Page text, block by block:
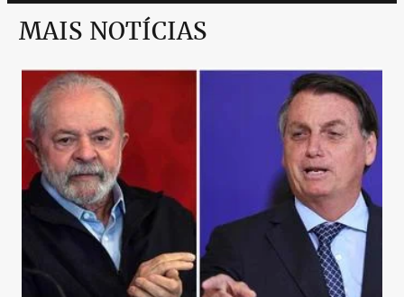
MAIS NOTÍCIAS